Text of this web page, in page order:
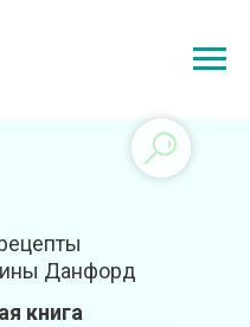
Данфорд
книга